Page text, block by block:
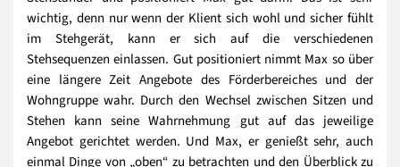
wichtig, denn nur wenn der Klient sich wohl und sicher fühlt
im Stehgerät, kann er sich auf die verschiedenen
Stehsequenzen einlassen. Gut positioniert nimmt Max so über
eine längere Zeit Angebote des Förderbereiches und der
Wohngruppe wahr. Durch den Wechsel zwischen Sitzen und
Stehen kann seine Wahrnehmung gut auf das jeweilige
Angebot gerichtet werden. Und Max, er genießt sehr, auch
einmal Dinge von „oben“ zu betrachten und den Überblick zu